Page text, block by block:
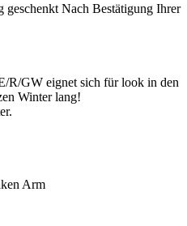
geschenkt Nach Bestätigung Ihrer
GW eignet sich für look in den
Winter lang!
Arm